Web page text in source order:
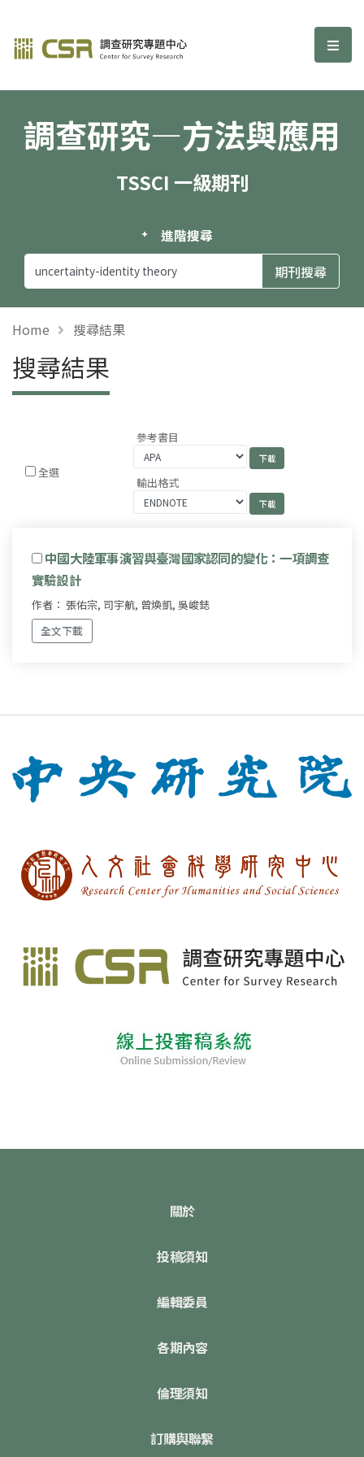
調查研究—方法與應用期刊 選
調查研究—方法與應用
TSSCI 一級期刊
進階搜尋
Home 搜尋結果
搜尋結果
全選
參考書目
輸出格式
中國大陸軍事演習與臺灣國家認同的變化：一項調查
實驗設計
作者： 張佑宗, 司宇航, 曾煥凱, 吳峻鋕
全文下載
關於
投稿須知
編輯委員
各期內容
倫理須知
訂購與聯繫